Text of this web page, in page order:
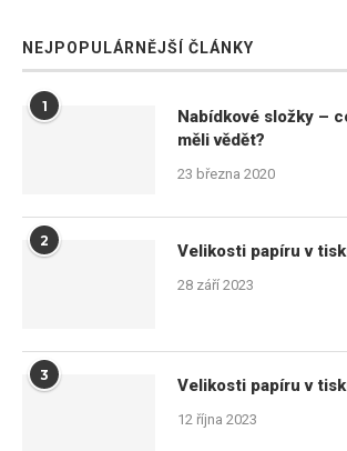
NEJPOPULÁRNĚJŠÍ ČLÁNKY
1
Nabídkové složky –
měli vědět?
23 března 2020
2
Velikosti papíru v
28 září 2023
3
Velikosti papíru v
12 října 2023